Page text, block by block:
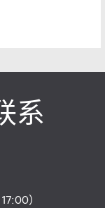
系
）